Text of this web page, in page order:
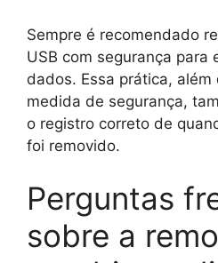
Sempre é recomendado
USB com segurança para
dados. Essa prática, além
medida de segurança,
o registro correto de
foi removido.
Perguntas
sobre a